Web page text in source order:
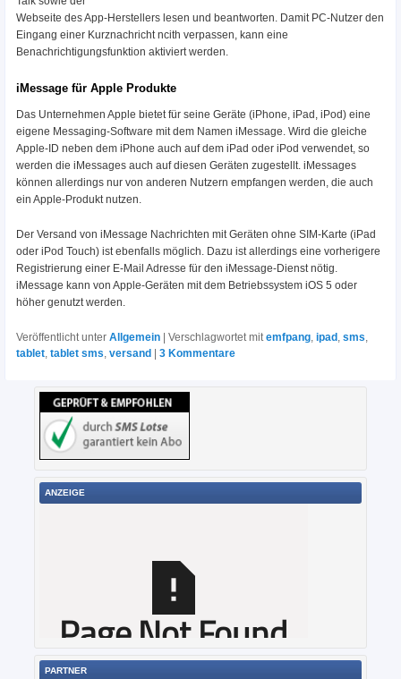
Webseite des App-Herstellers lesen und beantworten. Damit PC-Nutzer den
Eingang einer Kurznachricht ncith verpassen, kann eine
Benachrichtigungsfunktion aktiviert werden.
iMessage für Apple Produkte
Das Unternehmen Apple bietet für seine Geräte (iPhone, iPad, iPod) eine
eigene Messaging-Software mit dem Namen iMessage. Wird die gleiche
Apple-ID neben dem iPhone auch auf dem iPad oder iPod verwendet, so
werden die iMessages auch auf diesen Geräten zugestellt. iMessages
können allerdings nur von anderen Nutzern empfangen werden, die auch
ein Apple-Produkt nutzen.
Der Versand von iMessage Nachrichten mit Geräten ohne SIM-Karte (iPad
oder iPod Touch) ist ebenfalls möglich. Dazu ist allerdings eine vorherigere
Registrierung einer E-Mail Adresse für den iMessage-Dienst nötig.
iMessage kann von Apple-Geräten mit dem Betriebssystem iOS 5 oder
höher genutzt werden.
Veröffentlicht unter Allgemein Verschlagwortet mit emfpang, ipad , sms,
tablet, tablet sms, versand 3 Kommentare
ANZEIGE
PARTNER